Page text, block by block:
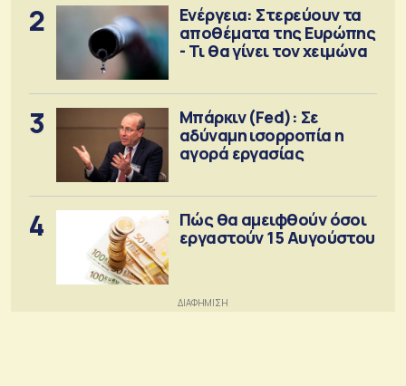
2
Ενέργεια: Στερεύουν τα
αποθέματα της Ευρώπης
- Τι θα γίνει τον χειμώνα
3
Μπάρκιν (Fed): Σε
αδύναμη ισορροπία η
αγορά εργασίας
4
Πώς θα αμειφθούν όσοι
εργαστούν 15 Αυγούστου